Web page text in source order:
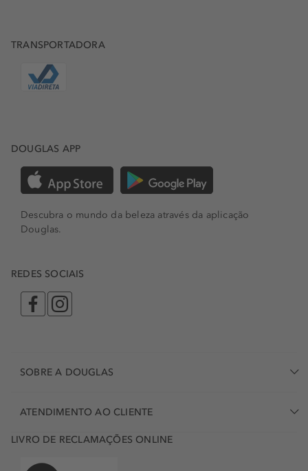
TRANSPORTADORA
DOUGLAS APP
Descubra o mundo da beleza através da aplicação
Douglas.
REDES SOCIAIS
SOBRE A DOUGLAS
ATENDIMENTO AO CLIENTE
LIVRO DE RECLAMAÇÕES ONLINE